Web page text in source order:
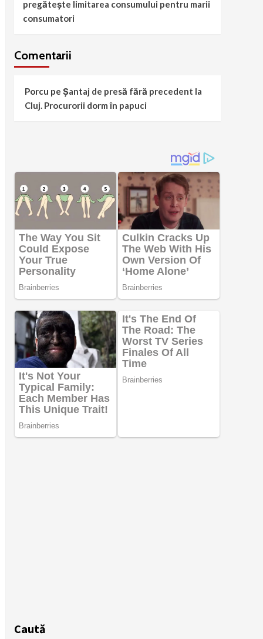
pregătește limitarea consumului pentru marii
consumatori
Comentarii
Porcu pe Șantaj de presă fără precedent la
Cluj. Procurorii dorm în papuci
Caută